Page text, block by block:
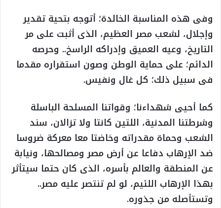
وفى هذه المناسبة الخالدة؛ أتوجه بتحية تقدير
وإجلال، لشعب مصر العظيم، الذى أثبت على مر
التاريخ، وعيه العميق وإدراكه الراسخ.. وحرصه
الدائم؛ على حماية الوطن وصون استقراره مقدما
فى سبيل ذلك؛ كل غال ونفيس.
كما أحيى شهداءنا؛ وقواتنا المسلحة الباسلة
وشرطتنا المدنية، اللتين كانتا ولا تزالان، سند
الشعب وحماة مقدراته وخاضتا معا معركة ضروسا
ضد الإرهاب دفاعا عن أرض مصر ومصالحها، ونيابة
عن المنطقة والعالم بأسره، الذى كان حتما سيتأثر
بهذا الإرهاب اللئيم، لو لم تنتصر عليه مصر..
وتستأصله من جذوره.